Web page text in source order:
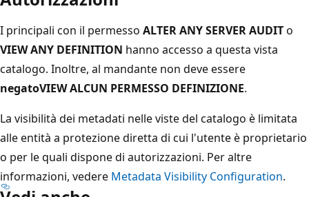
I principali con il permesso ALTER ANY SERVER AUDITo
VIEW ANY DEFINITION hanno accesso a questa vista
catalogo. Inoltre, al mandante non deve essere
negatoVIEW ALCUN PERMESSO DEFINIZIONE.
La visibilità dei metadati nelle viste del catalogo è limitata
alle entità a protezione diretta di cui l'utente è proprietario
o per le quali dispone di autorizzazioni. Per altre
informazioni, vedere Metadata Visibility Configuration.